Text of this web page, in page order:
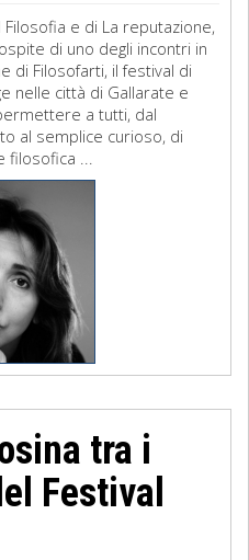
e di La reputazione,
di uno degli incontri in
di Filosofarti, il festival di
nelle città di Gallarate e
a tutti, dal
al semplice curioso, di
filosofica ...
tra i
Festival